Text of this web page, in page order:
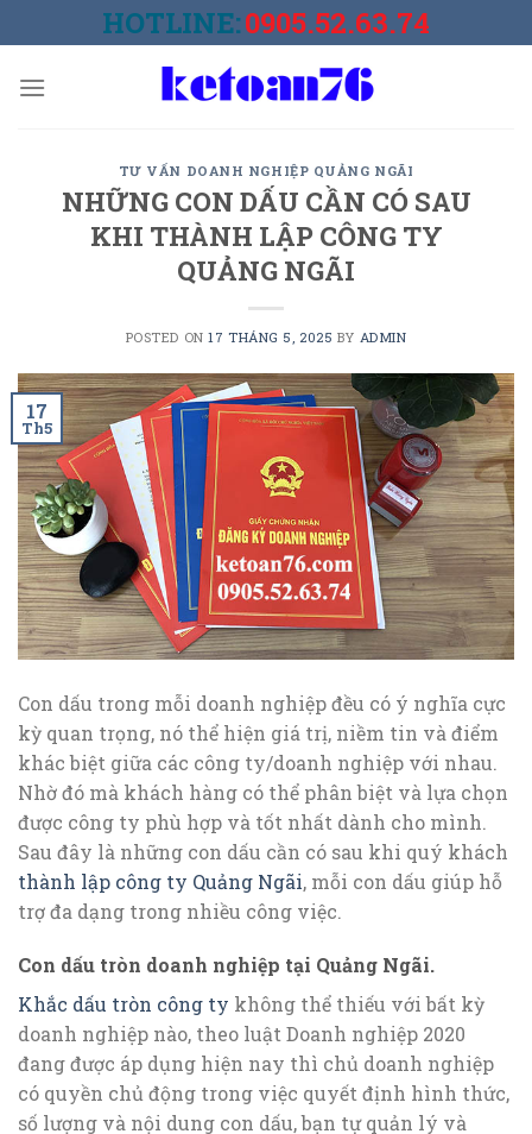
to
HOTLINE:0905.52.63.74
TƯ VẤN DOANH NGHIỆP QUẢNG NGÃI
NHỮNG CON DẤU CẦN CÓ SAU
KHI THÀNH LẬP CÔNG TY
QUẢNG NGÃI
POSTED ON17 THÁNG 5, 2025 BY ADMIN
17
Th5
Con dấu trong mỗi doanh nghiệp đều có ý nghĩa cực
kỳ quan trọng, nó thể hiện giá trị, niềm tin và điểm
khác biệt giữa các công ty/doanh nghiệp với nhau.
Nhờ đó mà khách hàng có thể phân biệt và lựa chọn
được công ty phù hợp và tốt nhất dành cho mình.
Sau đây là những con dấu cần có sau khi quý khách
thành lập công ty Quảng Ngãi, mỗi con dấu giúp hỗ
trợ đa dạng trong nhiều công việc.
Con dấu tròn doanh nghiệp tại Quảng Ngãi.
Khắc dấu tròn công ty không thể thiếu với bất kỳ
doanh nghiệp nào, theo luật Doanh nghiệp 2020
đang được áp dụng hiện nay thì chủ doanh nghiệp
có quyền chủ động trong việc quyết định hình thức,
số lượng và nội dung con dấu, bạn tự quản lý và